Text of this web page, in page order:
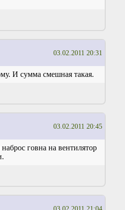
03.02.2011 20:31
И сумма смешная такая.
03.02.2011 20:45
говна на вентилятор